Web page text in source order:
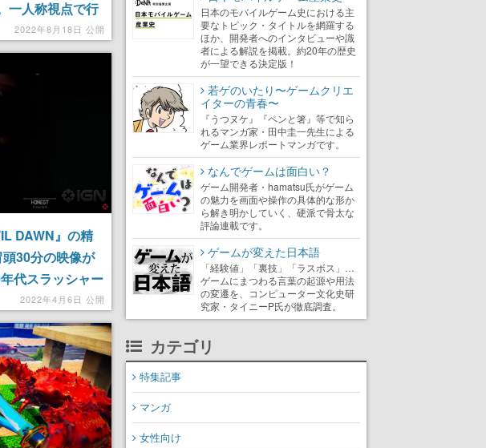
一人称視点で行
が特徴
2022年8月18日 公開
DAWN』の精
30分の映像が
代スラッシャー
気と複雑に絡み
2022年4月6日 公開
日本のモバイルゲーム史における主
要なトピック・タイトルを網羅する
ほか、開発者へのインタビューや識
者による解説を掲載。約20年の歴史
が一望できる決定版！
若ゲのいたり〜ゲームクリエ
イターの青春〜
『うつヌケ』『ペンと箸』等で知ら
れるマンガ家・田中圭一先生による
ゲーム業界レポートマンガです。
なんでゲームは面白い？
ゲーム開発者・hamatsu氏がゲーム
の魅力を画面や操作の具体的な形か
ら解き明かしていく、硬派で骨太な
評論連載です。
ゲームが変えた日本語
「経験値」「裏技」「ラスボス」…
ゲームにまつわる言葉の起源や用法
の変遷を、コンピューター文化史研
究家・タイニーP氏が徹底調査。
カテゴリ
特集記事
マンガ
女性向け